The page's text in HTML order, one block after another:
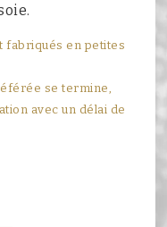
fabriqués en petites
se termine,
avec un délai de